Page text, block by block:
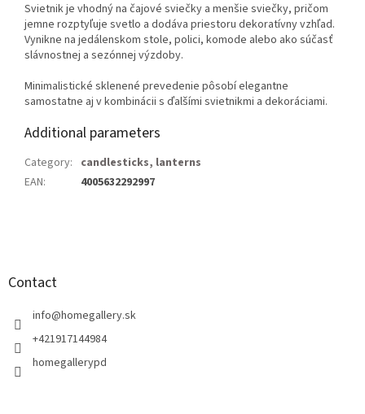
Svietnik je vhodný na čajové sviečky a menšie sviečky, pričom
jemne rozptyľuje svetlo a dodáva priestoru dekoratívny vzhľad.
Vynikne na jedálenskom stole, polici, komode alebo ako súčasť
slávnostnej a sezónnej výzdoby.
Minimalistické sklenené prevedenie pôsobí elegantne
samostatne aj v kombinácii s ďalšími svietnikmi a dekoráciami.
Additional parameters
Category: candlesticks, lanterns
EAN: 4005632292997
Contact
info@homegallery.sk
+421917144984
homegallerypd